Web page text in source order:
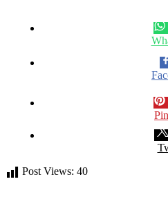
Post Views: 40